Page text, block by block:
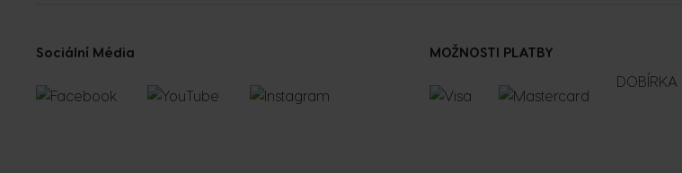
Sociální Média MOŽNOSTI PLATBY
DOBÍRKA